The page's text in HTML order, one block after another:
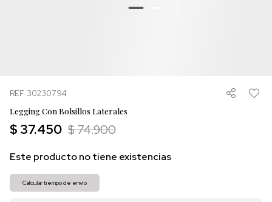
REF. 30230794
Legging Con Bolsillos Laterales
$ 37.450 $ 74.900
Este producto no tiene existencias
Calcular tiempo de envío